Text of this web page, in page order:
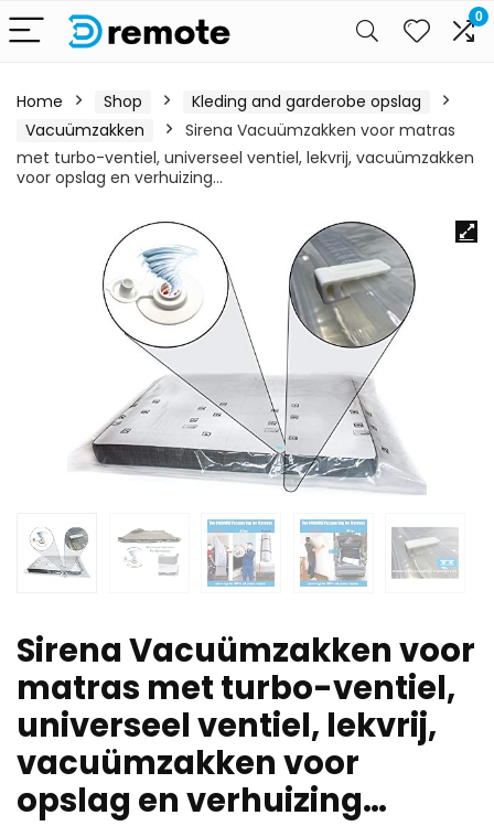
0
Home Shop
Kleding and garderobe opslag
Vacuümzakken
Sirena Vacuümzakken voor matras
met turbo-ventiel, universeel ventiel, lekvrij, vacuümzakken
voor opslag en verhuizing…
Sirena Vacuümzakken voor
matras met turbo-ventiel,
universeel ventiel, lekvrij,
vacuümzakken voor
opslag en verhuizing…